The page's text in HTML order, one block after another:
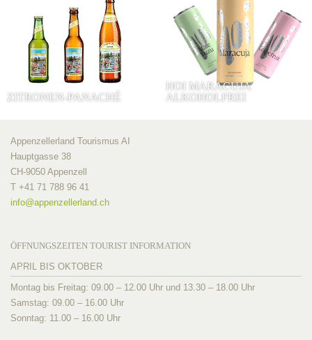
ZITRONEN-PANACHÉ
HOI MARACUJA
ALKOHOLFREI
Appenzellerland Tourismus AI
Hauptgasse 38
CH-9050 Appenzell
T +41 71 788 96 41
info@appenzellerland.ch
ÖFFNUNGSZEITEN TOURIST INFORMATION
APRIL BIS OKTOBER
Montag bis Freitag: 09.00 – 12.00 Uhr und 13.30 – 18.00 Uhr
Samstag: 09.00 – 16.00 Uhr
Sonntag: 11.00 – 16.00 Uhr